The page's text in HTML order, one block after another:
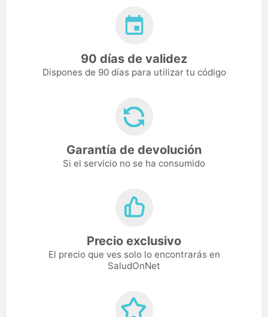
90 días de validez
Dispones de 90 días para utilizar tu código
Garantía de devolución
Si el servicio no se ha consumido
Precio exclusivo
El precio que ves solo lo encontrarás en
SaludOnNet